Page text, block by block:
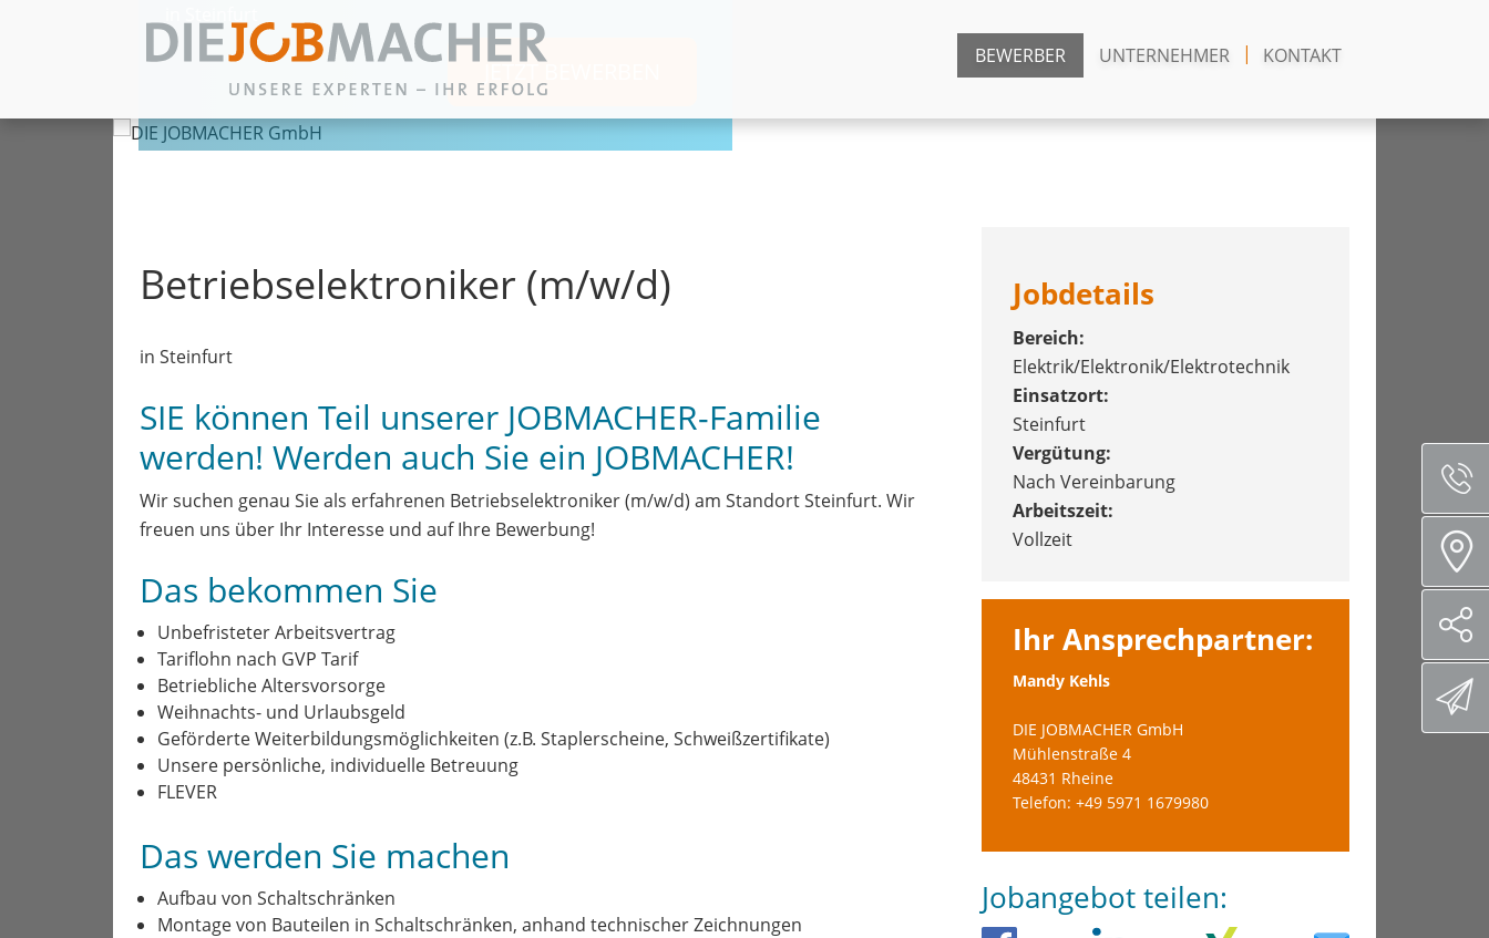
Zum Inhalt springen
BEWERBER UNTERNEHMER KONTAKT
JETZT BEWERBEN
Betriebselektroniker (m/w/d)
in Steinfurt
SIE können Teil unserer JOBMACHER-Familie
werden! Werden auch Sie ein JOBMACHER!
Wir suchen genau Sie als erfahrenen Betriebselektroniker (m/w/d) am Standort Steinfurt. Wir
freuen uns über Ihr Interesse und auf Ihre Bewerbung!
Das bekommen Sie
Unbefristeter Arbeitsvertrag
Tariflohn nach GVP Tarif
Betriebliche Altersvorsorge
Weihnachts- und Urlaubsgeld
Geförderte Weiterbildungsmöglichkeiten (z.B. Staplerscheine, Schweißzertifikate)
Unsere persönliche, individuelle Betreuung
FLEVER
Das werden Sie machen
Aufbau von Schaltschränken
Montage von Bauteilen in Schaltschränken, anhand technischer Zeichnungen
Jobdetails
Bereich:
Elektrik/Elektronik/Elektrotechnik
Einsatzort:
Steinfurt
Vergütung:
Nach Vereinbarung
Arbeitszeit:
Vollzeit
Ihr Ansprechpartner:
Mandy Kehls
DIE JOBMACHER GmbH
Mühlenstraße 4
48431 Rheine
Telefon: +49 5971 1679980
Jobangebot teilen: